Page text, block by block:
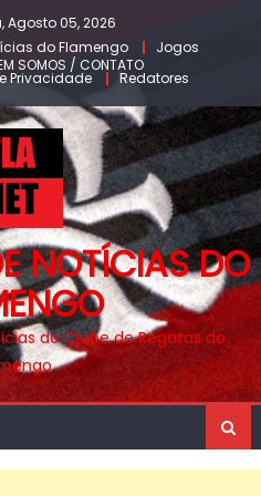
Agosto 05, 2026
do Flamengo
Jogos
SOMOS / CONTATO
Privacidade Redatores
NOTÍCIAS DO
do Clube de Regatas do